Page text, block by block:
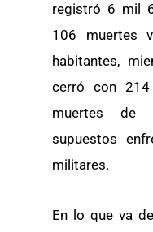
registró 6 mil
106 muertes
habitantes,
cerró con
muertes de
supuestos
militares.
En lo que va